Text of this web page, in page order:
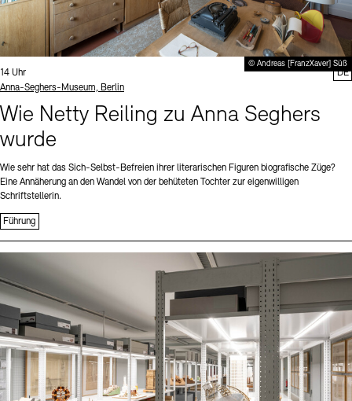
© Andreas [FranzXaver] Süß
Uhrzeit:
14 Uhr
Standort
Anna-Seghers-Museum, Berlin
Wie Netty Reiling zu Anna Seghers
wurde
Wie sehr hat das Sich-Selbst-Befreien ihrer literarischen Figuren biografische Züge?
Eine Annäherung an den Wandel von der behüteten Tochter zur eigenwilligen
Schriftstellerin.
Führung
DE